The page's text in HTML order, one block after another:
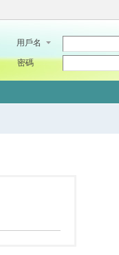
用戶名
密碼